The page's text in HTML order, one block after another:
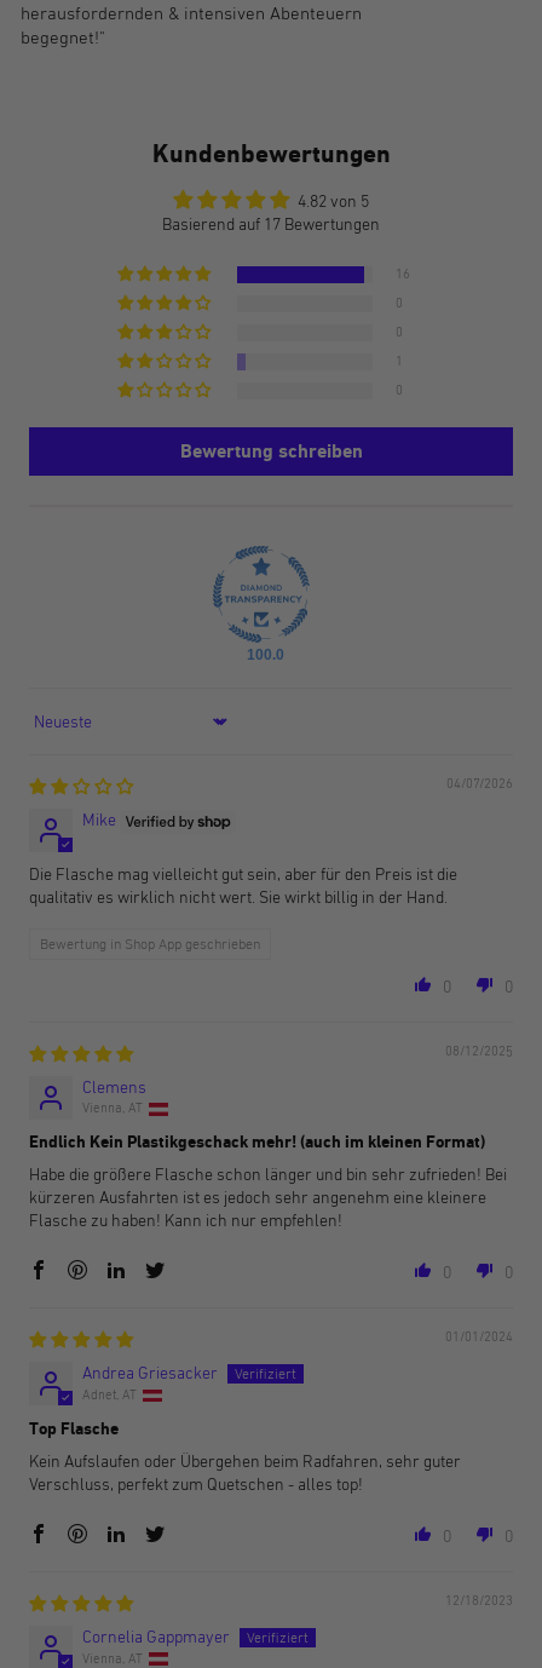
herausfordernden & intensiven Abenteuern
begegnet!"
Kundenbewertungen
4.82 von 5
Basierend auf 17 Bewertungen
16
0
0
1
0
Bewertung schreiben
100.0
Sort by
04/07/2026
Mike
Die Flasche mag vielleicht gut sein, aber für den Preis ist die
qualitativ es wirklich nicht wert. Sie wirkt billig in der Hand.
Bewertung in Shop App geschrieben
0 0
08/12/2025
Clemens
Vienna, AT
Endlich Kein Plastikgeschack mehr! (auch im kleinen Format)
Habe die größere Flasche schon länger und bin sehr zufrieden! Bei
kürzeren Ausfahrten ist es jedoch sehr angenehm eine kleinere
Flasche zu haben! Kann ich nur empfehlen!
0 0
01/01/2024
Andrea Griesacker
Adnet, AT
Top Flasche
Kein Aufslaufen oder Übergehen beim Radfahren, sehr guter
Verschluss, perfekt zum Quetschen - alles top!
0 0
12/18/2023
Cornelia Gappmayer
Vienna, AT